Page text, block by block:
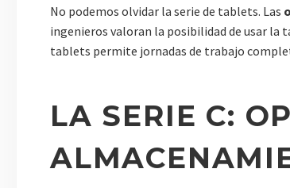
No podemos olvidar la serie de tablets. Las
ingenieros valoran la posibilidad de usar la
tablets permite jornadas de trabajo
LA SERIE C: